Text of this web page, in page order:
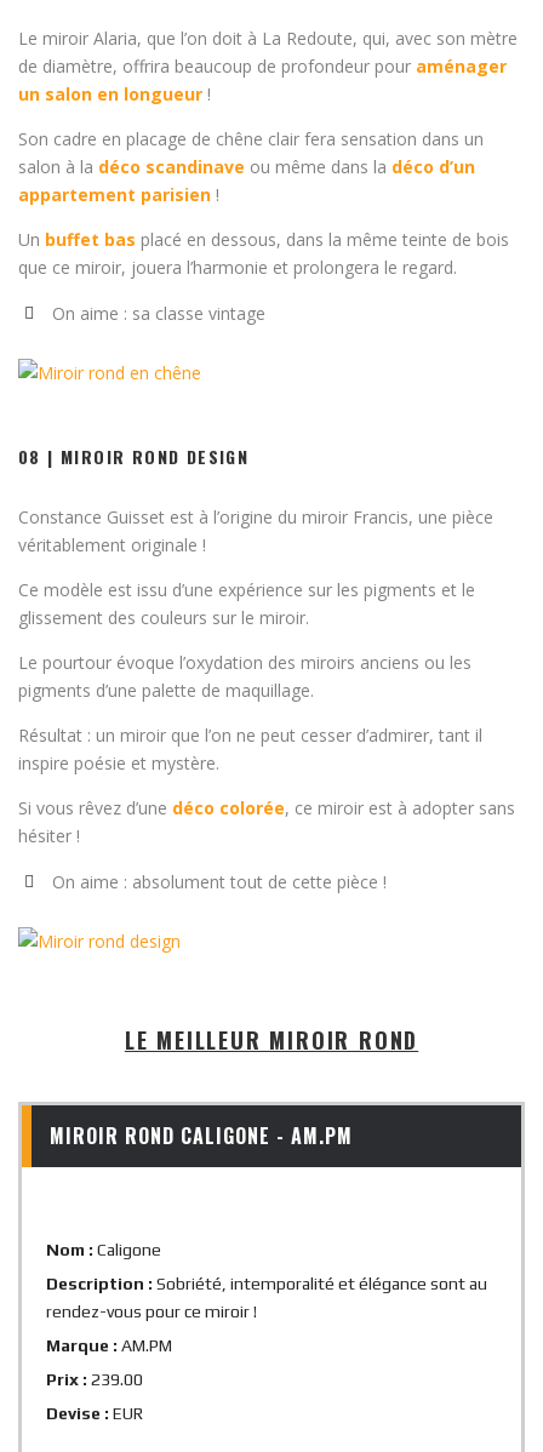
Le miroir Alaria, que l’on doit à La Redoute, qui, avec son mètre
de diamètre, offrira beaucoup de profondeur pour aménager
un salon en longueur !
Son cadre en placage de chêne clair fera sensation dans un
salon à la déco scandinave ou même dans la déco d’un
appartement parisien !
Un buffet bas placé en dessous, dans la même teinte de bois
que ce miroir, jouera l’harmonie et prolongera le regard.
On aime : sa classe vintage
08 | MIROIR ROND DESIGN
Constance Guisset est à l’origine du miroir Francis, une pièce
véritablement originale !
Ce modèle est issu d’une expérience sur les pigments et le
glissement des couleurs sur le miroir.
Le pourtour évoque l’oxydation des miroirs anciens ou les
pigments d’une palette de maquillage.
Résultat : un miroir que l’on ne peut cesser d’admirer, tant il
inspire poésie et mystère.
Si vous rêvez d’une déco colorée, ce miroir est à adopter sans
hésiter !
On aime : absolument tout de cette pièce !
LE MEILLEUR MIROIR ROND
MIROIR ROND CALIGONE - AM.PM
Nom : Caligone
Description : Sobriété, intemporalité et élégance sont au
rendez-vous pour ce miroir !
Marque : AM.PM
Prix : 239.00
Devise : EUR